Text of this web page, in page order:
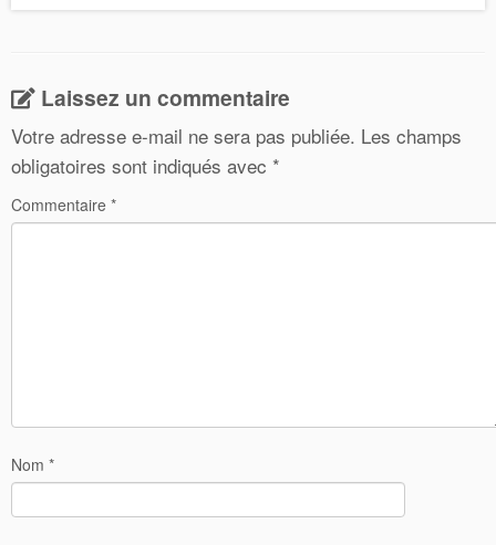
Laissez un commentaire
Votre adresse e-mail ne sera pas publiée. Les champs
obligatoires sont indiqués avec *
Commentaire *
Nom *